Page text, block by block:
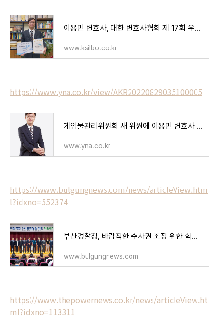
이용민 변호사, 대한 변호사협회 제 17회 우수 변호사상 수상 - 경상일보
www.ksilbo.co.kr
https://www.yna.co.kr/view/AKR20220829035100005
게임물관리위원회 새 위원에 이용민 변호사 | 연합뉴스
www.yna.co.kr
https://www.bulgungnews.com/news/articleView.htm
l?idxno=552374
부산경찰청, 바람직한 수사권 조정 위한 학술세미나 개최 - 부울경뉴스
www.bulgungnews.com
https://www.thepowernews.co.kr/news/articleView.ht
ml?idxno=113311